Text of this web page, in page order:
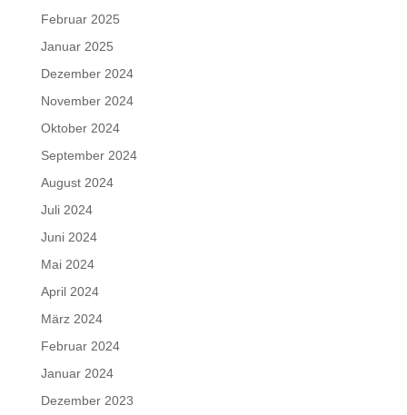
Februar 2025
Januar 2025
Dezember 2024
November 2024
Oktober 2024
September 2024
August 2024
Juli 2024
Juni 2024
Mai 2024
April 2024
März 2024
Februar 2024
Januar 2024
Dezember 2023